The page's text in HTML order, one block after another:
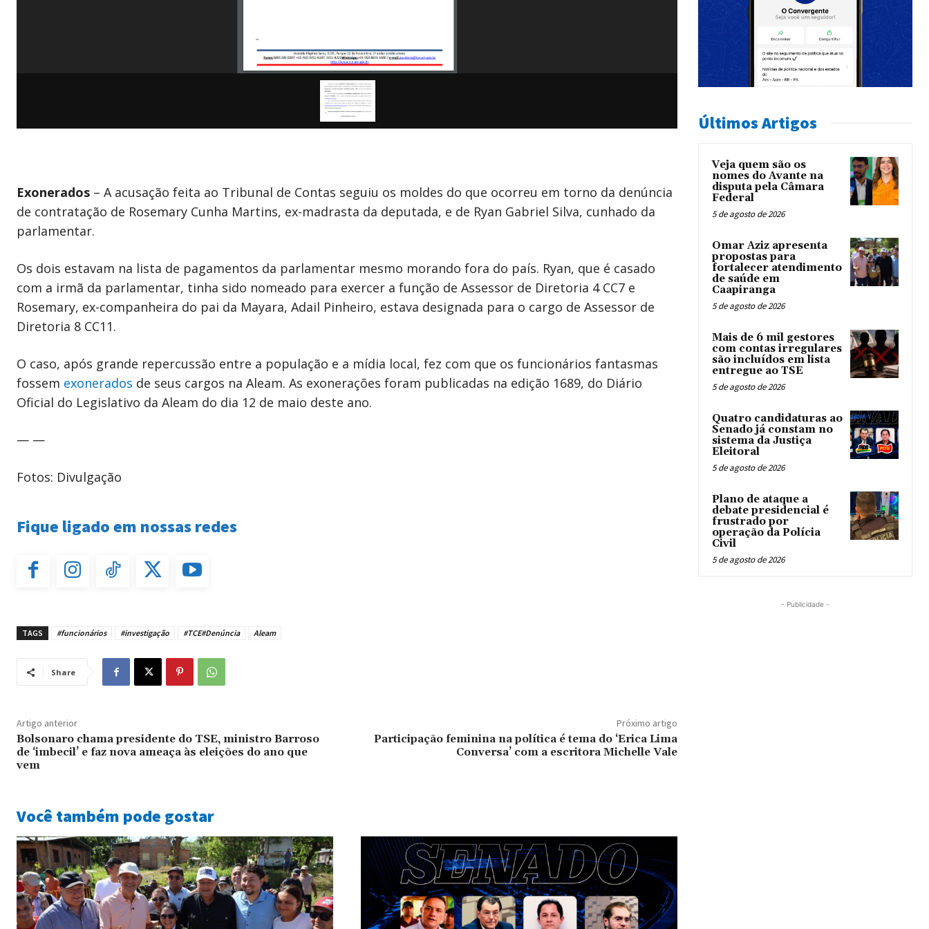
Exonerados – A acusação feita ao Tribunal de Contas seguiu os moldes do que ocorreu em torno da denúncia
de contratação de Rosemary Cunha Martins, ex-madrasta da deputada, e de Ryan Gabriel Silva, cunhado da
parlamentar.
Os dois estavam na lista de pagamentos da parlamentar mesmo morando fora do país. Ryan, que é casado
com a irmã da parlamentar, tinha sido nomeado para exercer a função de Assessor de Diretoria 4 CC7 e
Rosemary, ex-companheira do pai da Mayara, Adail Pinheiro, estava designada para o cargo de Assessor de
Diretoria 8 CC11.
O caso, após grande repercussão entre a população e a mídia local, fez com que os funcionários fantasmas
fossem exonerados de seus cargos na Aleam. As exonerações foram publicadas na edição 1689, do Diário
Oficial do Legislativo da Aleam do dia 12 de maio deste ano.
— —
Fotos: Divulgação
Fique ligado em nossas redes
TAGS #funcionários #investigação #TCE#Denúncia Aleam
Share
Artigo anterior
Bolsonaro chama presidente do TSE, ministro Barroso
de ‘imbecil’ e faz nova ameaça às eleições do ano que
vem
Próximo artigo
Participação feminina na política é tema do ‘Erica Lima
Conversa’ com a escritora Michelle Vale
Você também pode gostar
Últimos Artigos
Veja quem são os
nomes do Avante na
disputa pela Câmara
Federal
5 de agosto de 2026
Omar Aziz apresenta
propostas para
fortalecer atendimento
de saúde em
Caapiranga
5 de agosto de 2026
Mais de 6 mil gestores
com contas irregulares
são incluídos em lista
entregue ao TSE
5 de agosto de 2026
Quatro candidaturas ao
Senado já constam no
sistema da Justiça
Eleitoral
5 de agosto de 2026
Plano de ataque a
debate presidencial é
frustrado por
operação da Polícia
Civil
5 de agosto de 2026
- Publicidade -